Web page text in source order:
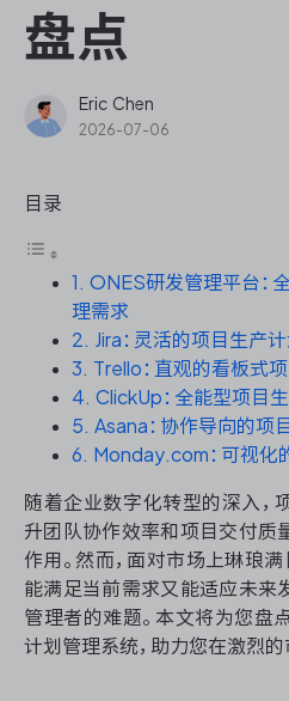
敏捷研发管理
企业知识库管理
研发效能管理
DevOps
资源和工时管理
IPD 研发管理
ASPICE 研发管理
盘点
Eric Chen
2026-07-06
目录
1. ONES研发管理平台：
理需求
2. Jira：灵活的项目生产
3. Trello：直观的看板式
4. ClickUp：全能型项目
5. Asana：协作导向的项
6. Monday.com：可视化
随着企业数字化转型的深入，
升团队协作效率和项目交付质
作用。然而，面对市场上琳琅
能满足当前需求又能适应未来
管理者的难题。本文将为您盘
计划管理系统，助力您在激烈的